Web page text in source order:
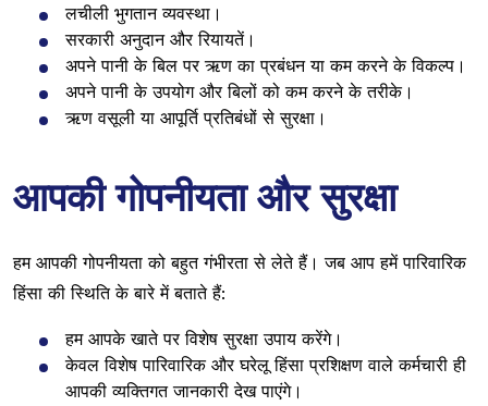
लचीली भुगतान व्यवस्था।
सरकारी अनुदान और रियायतें।
अपने पानी के बिल पर ऋण का प्रबंधन या कम करने के विकल्प।
अपने पानी के उपयोग और बिलों को कम करने के तरीके।
ऋण वसूली या आपूर्ति प्रतिबंधों से सुरक्षा।
आपकी गोपनीयता और सुरक्षा
हम आपकी गोपनीयता को बहुत गंभीरता से लेते हैं। जब आप हमें पारिवारिक
हिंसा की स्थिति के बारे में बताते हैं:
हम आपके खाते पर विशेष सुरक्षा उपाय करेंगे।
केवल विशेष पारिवारिक और घरेलू हिंसा प्रशिक्षण वाले कर्मचारी ही
आपकी व्यक्तिगत जानकारी देख पाएंगे।